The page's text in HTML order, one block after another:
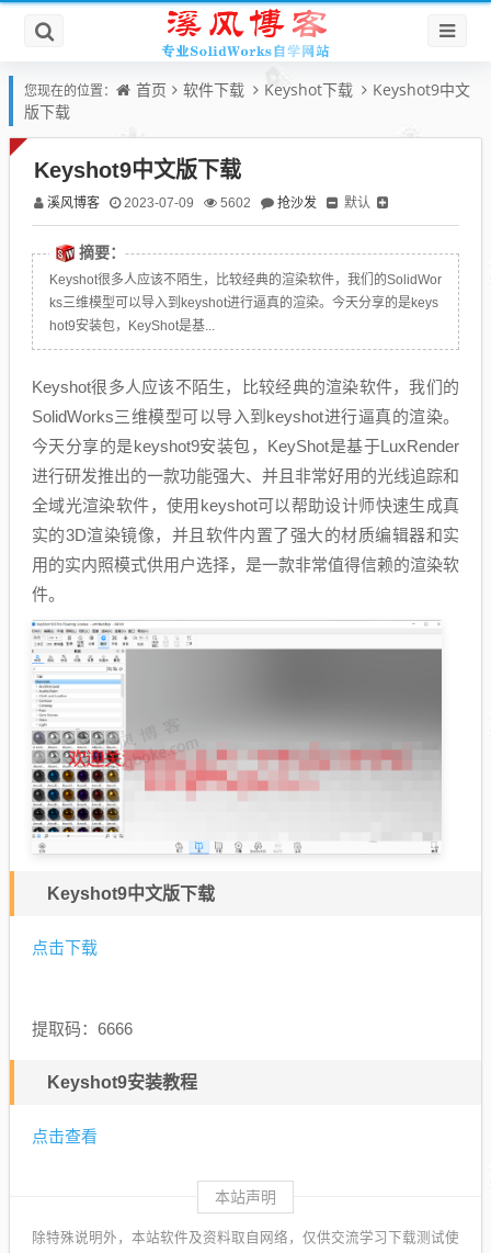
您现在的位置： 首页 软件下载 Keyshot下载
Keyshot9中文
版下载
Keyshot9中文版下载
溪风博客 2023-07-09 5602 抢沙发 默认
摘要：
Keyshot很多人应该不陌生，比较经典的渲染软件，我们的SolidWor
ks三维模型可以导入到keyshot进行逼真的渲染。今天分享的是keys
hot9安装包，KeyShot是基...
Keyshot很多人应该不陌生，比较经典的渲染软件，我们的
SolidWorks三维模型可以导入到keyshot进行逼真的渲染。
今天分享的是keyshot9安装包，KeyShot是基于LuxRender
进行研发推出的一款功能强大、并且非常好用的光线追踪和
全域光渲染软件，使用keyshot可以帮助设计师快速生成真
实的3D渲染镜像，并且软件内置了强大的材质编辑器和实
用的实内照模式供用户选择，是一款非常值得信赖的渲染软
件。
Keyshot9中文版下载
点击下载
提取码：6666
Keyshot9安装教程
点击查看
本站声明
除特殊说明外，本站软件及资料取自网络，仅供交流学习下载测试使